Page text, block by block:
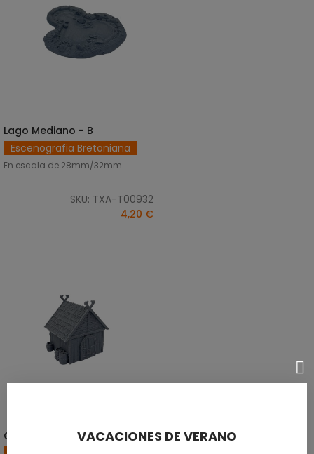
AÑADIR AL CARRITO
Lago Mediano - B
Escenografia Bretoniana
En escala de 28mm/32mm.
SKU: TXA-T00932
4,20 €
AÑADIR AL CARRITO
Casa Sajona - AVACACIONES DE VERANO